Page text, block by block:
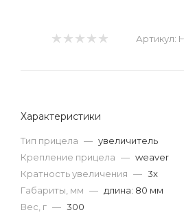
Артикул:
Характеристики
Тип прицела — увеличитель
Крепление прицела — weaver
Кратность увеличения — 3x
Габариты, мм — длина: 80 мм
Вес, г — 300